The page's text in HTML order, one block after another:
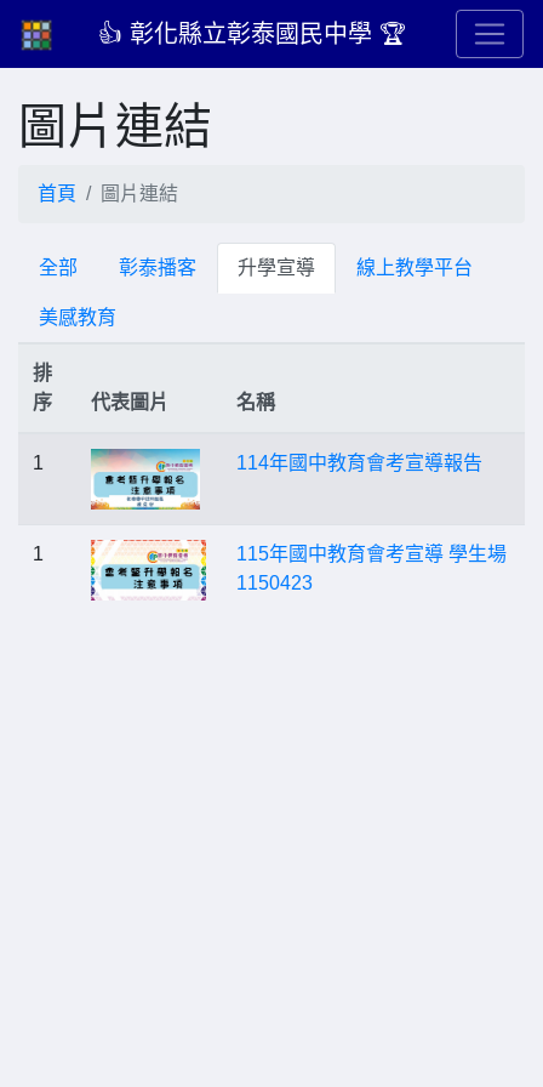
👍 彰化縣立彰泰國民中學 🏆
圖片連結
首頁 圖片連結
全部 彰泰播客 升學宣導 線上教學平台
美感教育
排
序
代表圖片 名稱
1 114年國中教育會考宣導報告
1
115年國中教育會考宣導 學生場
1150423